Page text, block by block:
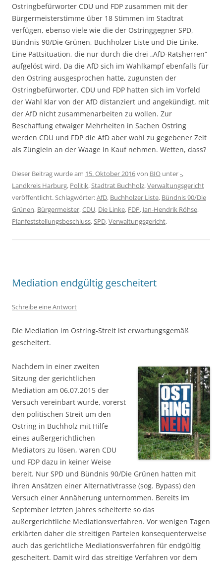
Ostringbefürworter CDU und FDP zusammen mit der
Bürgermeisterstimme über 18 Stimmen im Stadtrat
verfügen, ebenso viele wie die der Ostringgegner SPD,
Bündnis 90/Die Grünen, Buchholzer Liste und Die Linke.
Eine Pattsituation, die nur durch die drei „AfD-Ratsherren“
aufgelöst wird. Da die AfD sich im Wahlkampf ebenfalls für
den Ostring ausgesprochen hatte, zugunsten der
Ostringbefürworter. CDU und FDP hatten sich im Vorfeld
der Wahl klar von der AfD distanziert und angekündigt, mit
der AfD nicht zusammenarbeiten zu wollen. Zur
Beschaffung etwaiger Mehrheiten in Sachen Ostring
werden CDU und FDP die AfD aber wohl zu gegebener Zeit
als Zünglein an der Waage in Kauf nehmen. Wetten, dass?
Dieser Beitrag wurde am 15. Oktober 2016von BIO unter-,
Landkreis Harburg, Politik,Stadtrat Buchholz,Verwaltungsgericht
veröffentlicht. Schlagwörter:AfD, Buchholzer Liste, Bündnis 90/Die
Grünen, Bürgermeister,CDU, Die Linke, FDP, Jan-Hendrik Röhse,
Planfeststellungsbeschluss,SPD,Verwaltungsgericht.
Mediation endgültig gescheitert
Schreibe eine Antwort
Die Mediation im Ostring-Streit ist erwartungsgemäß
gescheitert.
Nachdem in einer zweiten
Sitzung der gerichtlichen
Mediation am 06.07.2015 der
Versuch vereinbart wurde, vorerst
den politischen Streit um den
Ostring in Buchholz mit Hilfe
eines außergerichtlichen
Mediators zu lösen, waren CDU
und FDP dazu in keiner Weise
bereit. Nur SPD und Bündnis 90/Die Grünen hatten mit
ihren Ansätzen einer Alternativtrasse (sog. Bypass) den
Versuch einer Annäherung unternommen. Bereits im
September letzten Jahres scheiterte so das
außergerichtliche Mediationsverfahren. Vor wenigen Tagen
erklärten daher die streitigen Parteien konsequenterweise
auch das gerichtliche Mediationsverfahren für endgültig
gescheitert. Damit wird das streitige Verfahren vor dem